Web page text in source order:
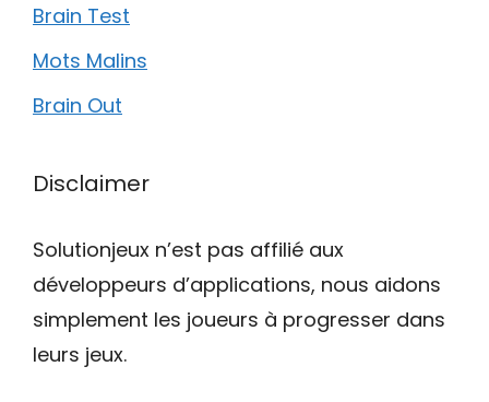
Brain Test
Mots Malins
Brain Out
Disclaimer
Solutionjeux n’est pas affilié aux
développeurs d’applications, nous aidons
simplement les joueurs à progresser dans
leurs jeux.